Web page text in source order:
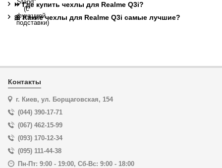
⏩ Где купить чехлы для Realme Q3i?
🎀 Какие чехлы для Realme Q3i самые лучшие?
Контакты
г. Киев, ул. Борщаговская, 154
(044) 390-17-71
(067) 462-15-99
(093) 170-12-34
(095) 111-44-38
Пн-Пт: 9:00 - 19:00, Сб-Вс: 9:00 - 18:00